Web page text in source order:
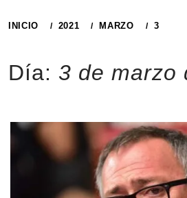
INICIO 2021 MARZO 3
Día: 3 de marzo